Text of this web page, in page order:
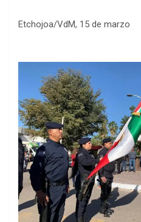
Etchojoa/VdM, 15 de marzo